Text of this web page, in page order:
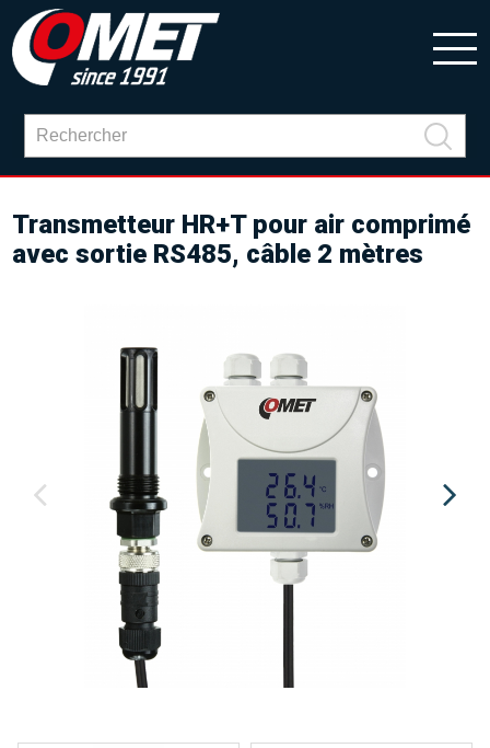
Transmetteur HR+T pour air comprimé
avec sortie RS485, câble 2 mètres